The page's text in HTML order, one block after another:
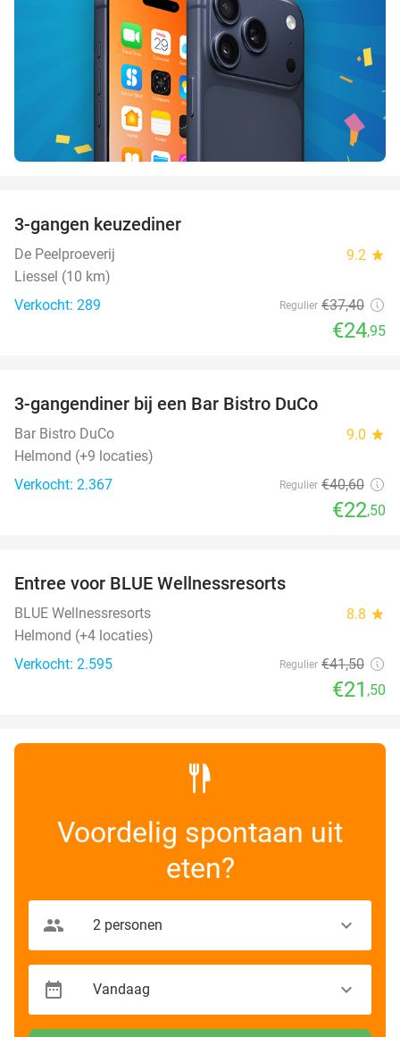
3-gangen keuzediner
De Peelproeverij 9.2 star
Liessel (10 km)
Verkocht: 289
Regulier €37,40
€24,95
3-gangendiner bij een Bar Bistro DuCo
Bar Bistro DuCo 9.0 star
Helmond (+9 locaties)
Verkocht: 2.367
Regulier €40,60
€22,50
Entree voor BLUE Wellnessresorts
BLUE Wellnessresorts 8.8 star
Helmond (+4 locaties)
Verkocht: 2.595
Regulier €41,50
€21 ,50
Voordelig spontaan uit
eten?